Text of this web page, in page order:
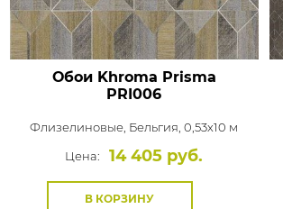
Обои Khroma Prisma
PRI006
Флизелиновые, Бельгия, 0,53x10 м
Цена:
14 405 руб.
В КОРЗИНУ